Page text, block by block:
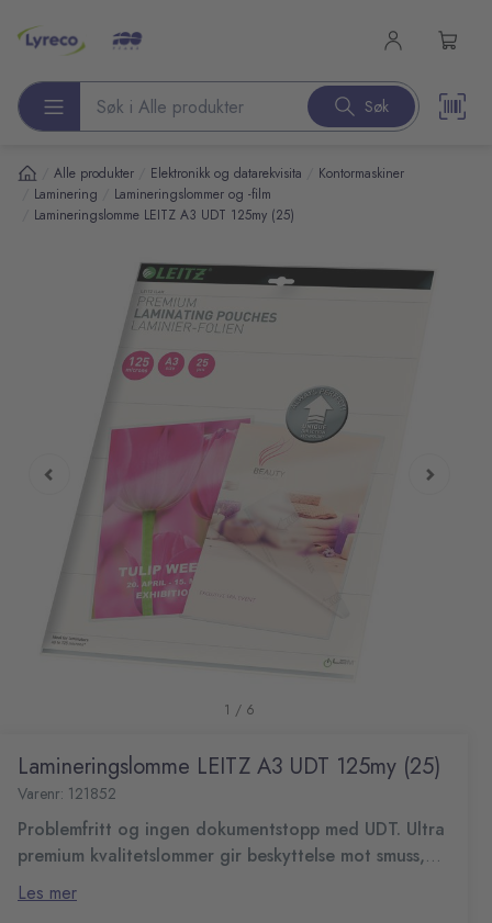
Søk etter produkter Søk
Alle produkter Elektronikk og datarekvisita Kontormaskiner
Laminering Lamineringslommer og -film
Lamineringslomme LEITZ A3 UDT 125my (25)
1 / 6
Lamineringslomme LEITZ A3 UDT 125my (25)
Varenr: 121852
Problemfritt og ingen dokumentstopp med UDT. Ultra
premium kvalitetslommer gir beskyttelse mot smuss,
fuktighet og væske. Unique Direction Technology
(UDT) gir enkel, problemfri laminering.
Glanset sluttresultat gir forsterkede farger. Passer til alle
lamineringsmaskiner.
Les mer